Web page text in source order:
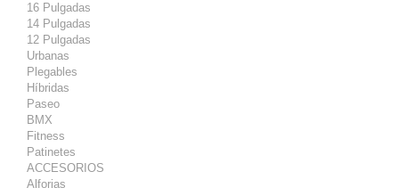
16 Pulgadas
14 Pulgadas
12 Pulgadas
Urbanas
Plegables
Híbridas
Paseo
BMX
Fitness
Patinetes
ACCESORIOS
Alforjas